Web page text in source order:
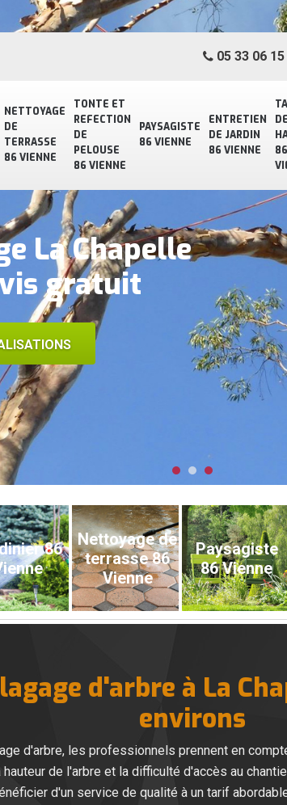
NETTOYAGE
DE
TERRASSE
86 VIENNE
TONTE ET
REFECTION
DE
PELOUSE
86 VIENNE
PAYSAGISTE
86 VIENNE
ENTRETIEN
DE JARDIN
86 VIENNE
DE
86
05 33 06 15
La Chapelle
gratuit
86
Nettoyage de
terrasse 86
Vienne
Paysagiste
86 Vienne
d'arbre à La
environs
d'arbre, les professionnels prennent en
de l'arbre et la difficulté d'accès au
d'un service de qualité à un tarif